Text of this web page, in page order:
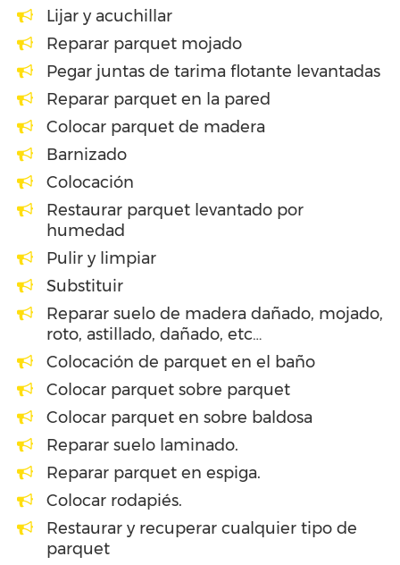
Lijar y acuchillar
Reparar parquet mojado
Pegar juntas de tarima flotante levantadas
Reparar parquet en la pared
Colocar parquet de madera
Barnizado
Colocación
Restaurar parquet levantado por
humedad
Pulir y limpiar
Substituir
Reparar suelo de madera dañado, mojado,
roto, astillado, dañado, etc…
Colocación de parquet en el baño
Colocar parquet sobre parquet
Colocar parquet en sobre baldosa
Reparar suelo laminado.
Reparar parquet en espiga.
Colocar rodapiés.
Restaurar y recuperar cualquier tipo de
parquet